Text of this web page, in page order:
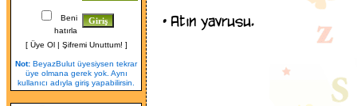
Beni
hatırla
[ Üye Ol| Şifremi Unuttum! ]
Not: BeyazBulut üyesiysen tekrar
üye olmana gerek yok. Aynı
kullanıcı adıyla giriş yapabilirsin.
• Atın yavrusu.